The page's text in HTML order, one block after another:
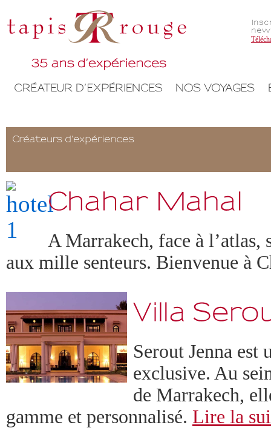
A Marrakech, face à l’atlas,
aux mille senteurs. Bienvenue à
Serout Jenna est
exclusive. Au
de Marrakech,
gamme et personnalisé. Lire la